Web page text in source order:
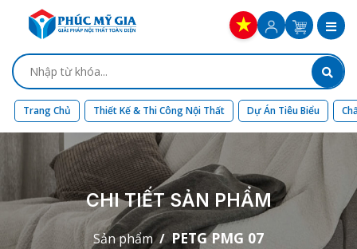
Trang Chủ Thiết Kế & Thi Công Nội Thất Dự Án Tiêu Biểu
CHI TIẾT SẢN PHẨM
Sản phẩm PETG PMG 07